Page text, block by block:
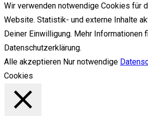
Wir verwenden notwendige Cookies für
Website. Statistik- und externe Inhalte
Deiner Einwilligung. Mehr Informationen
Datenschutzerklärung.
Alle akzeptieren Nur notwendige
Cookies